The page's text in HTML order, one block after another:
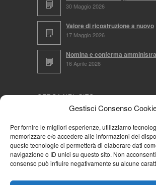
Gestisci Consenso
Per fornire le migliori esperienze, utilizziamo
memorizzare e/o accedere alle informazioni del
queste tecnologie ci permetterà di elaborare dati
navigazione o ID unici su questo sito. Non
consenso può influire negativamente su alcune
30 Maggio 2026
Valore di ricostruzione a nuovo
17 Maggio 2026
Nomina e conferma
16 Aprile 2026
CERCA NEL SITO
NAVIGA PER
Mappa completa
Cookie Policy (UE)